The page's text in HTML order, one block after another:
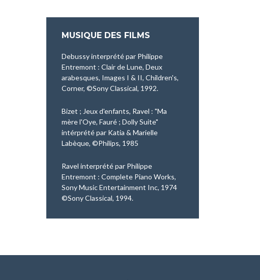
MUSIQUE DES FILMS
Debussy interprété par Philippe
Entremont : Clair de Lune, Deux
arabesques, Images I & II, Children's,
Corner, ©Sony Classical, 1992.
Bizet ; Jeux d'enfants, Ravel : "Ma
mère l'Oye, Fauré ; Dolly Suite"
intérprété par Katia & Marielle
Labèque, ©Philips, 1985
Ravel interprété par Philippe
Entremont : Complete Piano Works,
Sony Music Entertainment Inc, 1974
©Sony Classical, 1994.